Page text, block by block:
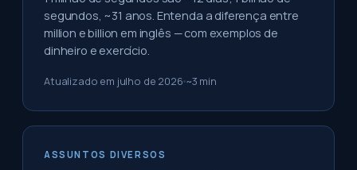
segundos, ~31 anos. Entenda a diferença entre
million e billion em inglês — com exemplos de
dinheiro e exercício.
Atualizado em julho de 2026 ~3 min
ASSUNTOS DIVERSOS